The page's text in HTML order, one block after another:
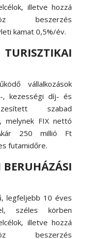
illetve hozzá
beszerzés
kamat 0,5%/év.
vállalkozások
, kezességi díj- és
szabad
melynek FIX nettó
250 millió Ft
futamidőre.
BERUHÁZÁSI
legfeljebb 10 éves
széles körben
illetve hozzá
beszerzés